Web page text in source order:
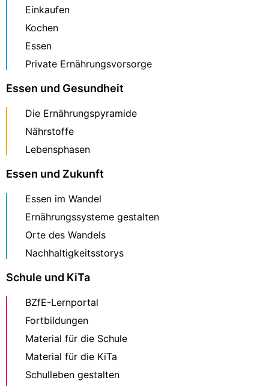
Einkaufen
Kochen
Essen
Private Ernährungsvorsorge
Essen und Gesundheit
Die Ernährungspyramide
Nährstoffe
Lebensphasen
Essen und Zukunft
Essen im Wandel
Ernährungssysteme gestalten
Orte des Wandels
Nachhaltigkeitsstorys
Schule und KiTa
BZfE-Lernportal
Fortbildungen
Material für die Schule
Material für die KiTa
Schulleben gestalten